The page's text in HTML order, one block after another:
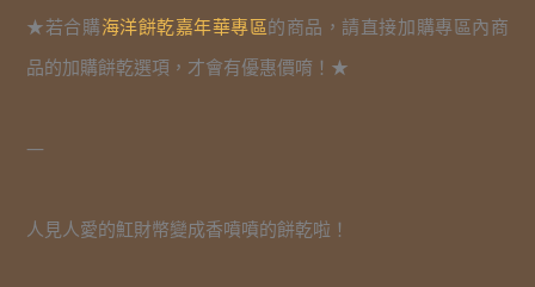
★若合購海洋餅乾嘉年華專區的商品，請直接加購專區內商
品的加購餅乾選項，才會有優惠價唷！★
—
人見人愛的魟財幣變成香噴噴的餅乾啦！